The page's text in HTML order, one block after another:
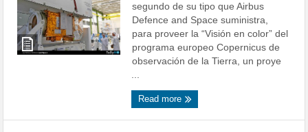
segundo de su tipo que Airbus
Defence and Space suministra,
para proveer la “Visión en color” del
programa europeo Copernicus de
observación de la Tierra, un proye
...
Read more